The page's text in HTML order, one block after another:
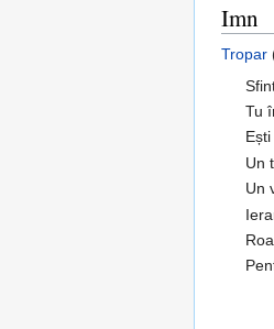
Imn
Tropar
Tu
Un
Un